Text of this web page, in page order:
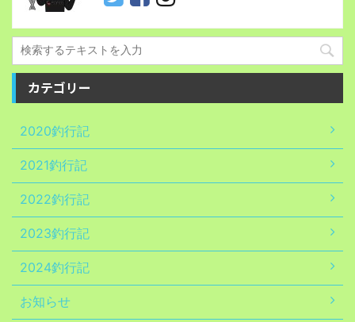
カテゴリー
2020釣行記
2021釣行記
2022釣行記
2023釣行記
2024釣行記
お知らせ